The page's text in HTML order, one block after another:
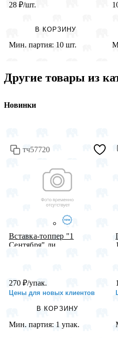
28 ₽/шт.
В КОРЗИНУ
Мин. партия: 10 шт.
Другие товары из
Новинки
тч57720
Вставка-топпер "1
Сентября" ли...
270 ₽/упак.
Цены для новых клиентов
В КОРЗИНУ
Мин. партия: 1 упак.